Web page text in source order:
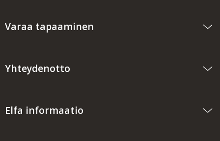
Varaa tapaaminen
Yhteydenotto
Elfa informaatio